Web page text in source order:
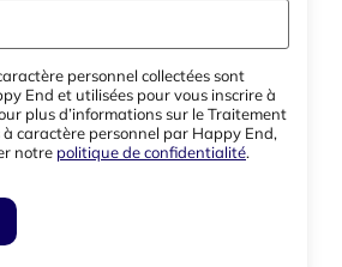
personnel collectées sont
End et utilisées pour vous inscrire à
plus d’informations sur le Traitement
à caractère personnel par Happy End,
notre politique de confidentialité.